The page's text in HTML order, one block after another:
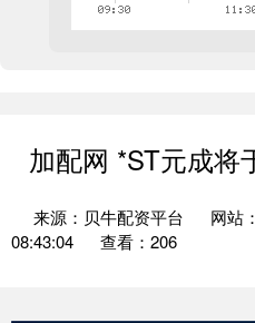
加配网 *ST元成将
来源：贝牛配资平台 网站
08:43:04
查看：206